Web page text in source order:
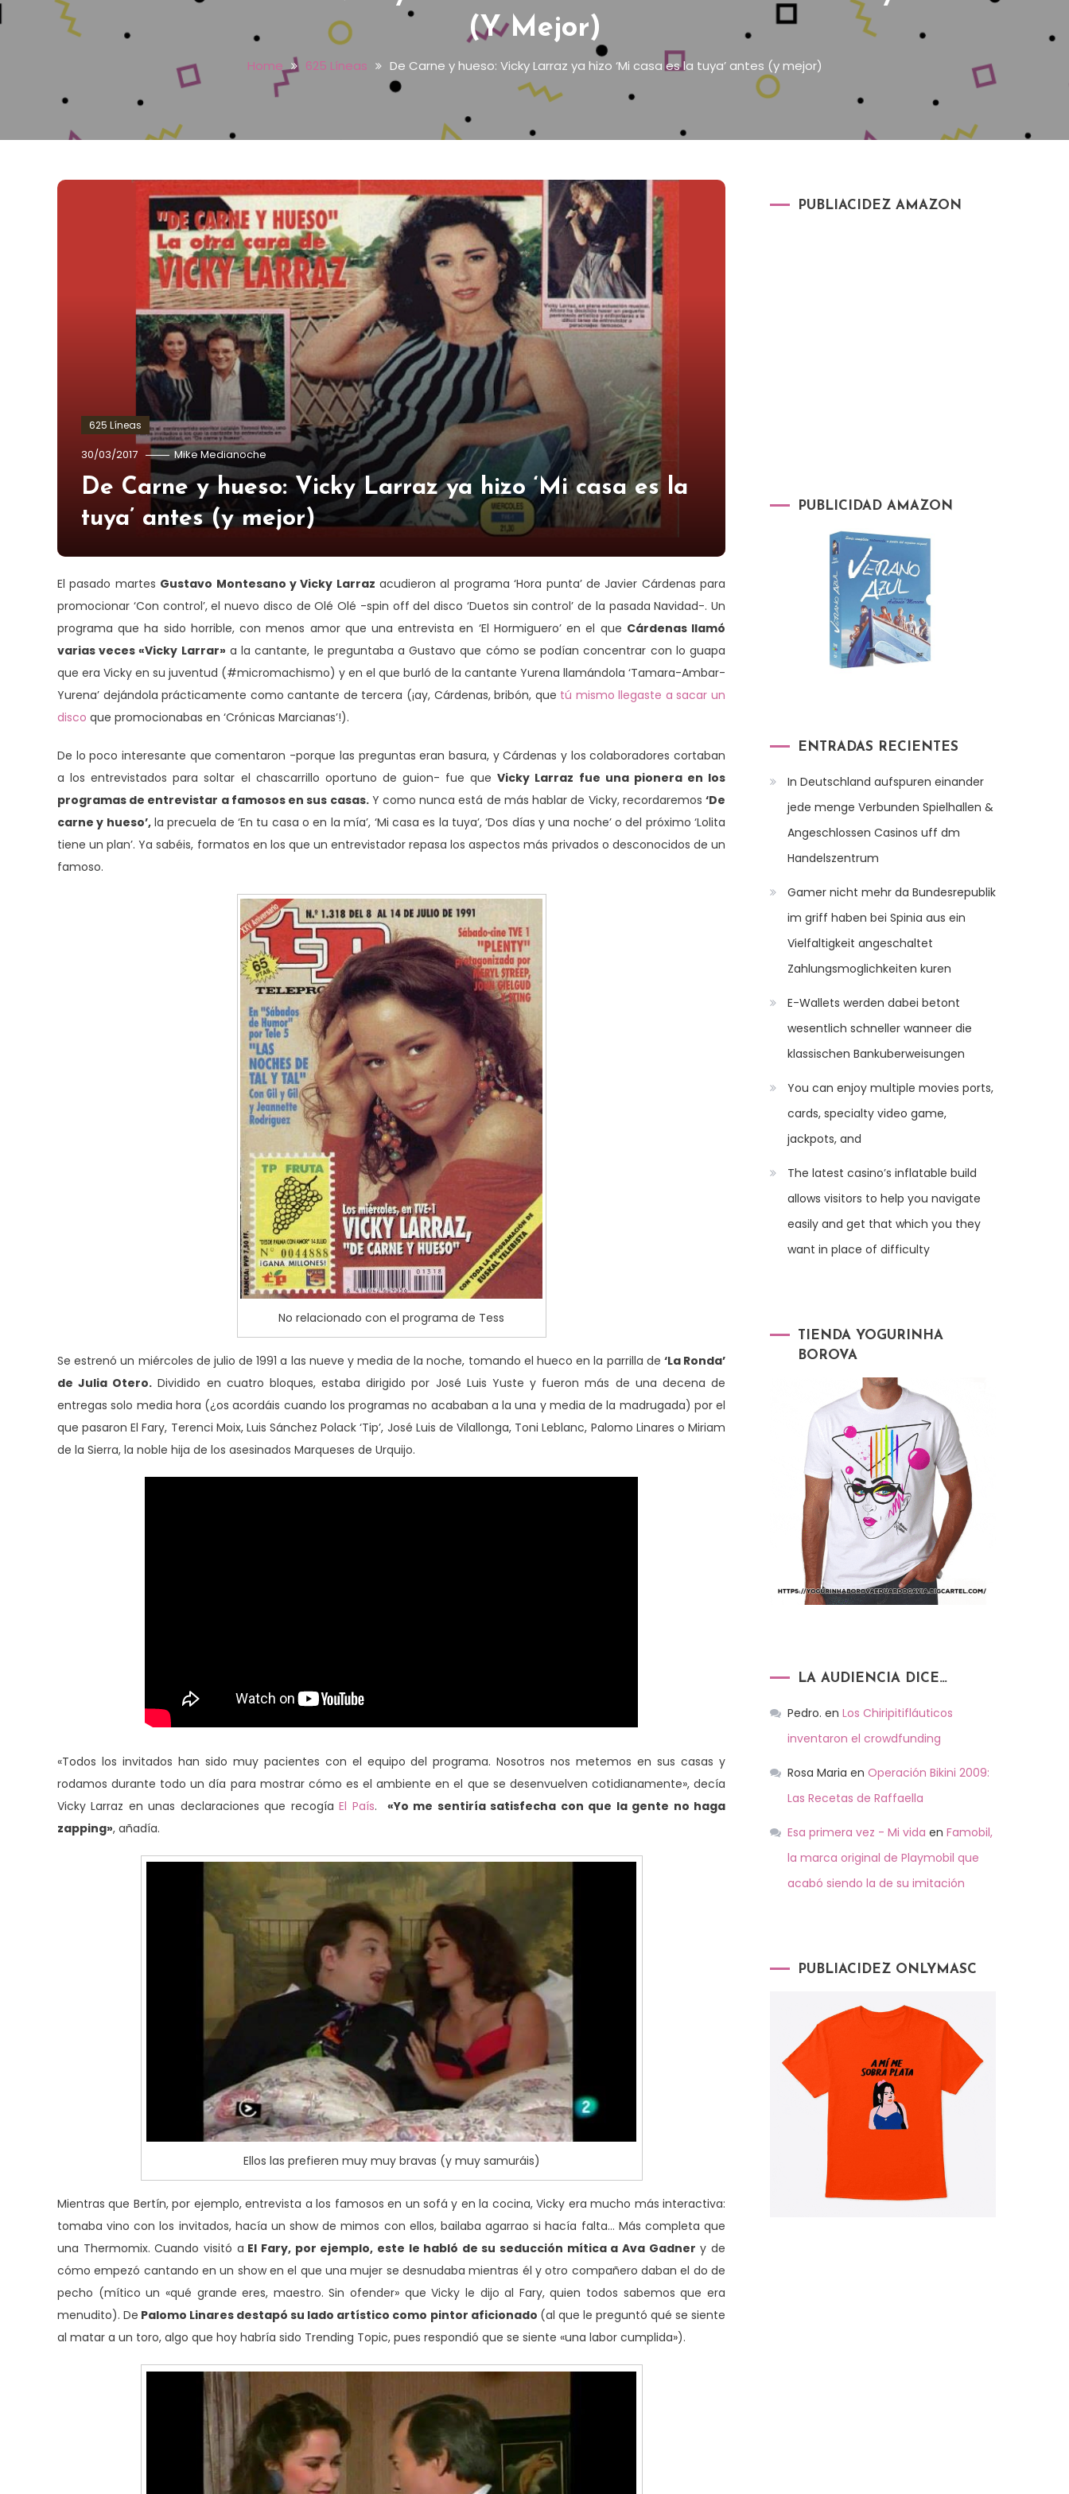
(y Mejor)
Home 625 Líneas De Carne y hueso: Vicky Larraz ya hizo ‘Mi casa es la tuya’ antes (y mejor)
625 Líneas
30/03/2017 Mike Medianoche
De Carne y hueso: Vicky Larraz ya hizo ‘Mi casa es la
tuya’ antes (y mejor)
El pasado martes Gustavo Montesano y Vicky Larraz acudieron al programa ‘Hora punta’ de Javier Cárdenas para
promocionar ‘Con control’, el nuevo disco de Olé Olé -spin off del disco ‘Duetos sin control’ de la pasada Navidad-. Un
programa que ha sido horrible, con menos amor que una entrevista en ‘El Hormiguero’ en el que Cárdenas llamó
varias veces «Vicky Larrar» a la cantante, le preguntaba a Gustavo que cómo se podían concentrar con lo guapa
que era Vicky en su juventud (#micromachismo) y en el que burló de la cantante Yurena llamándola ‘Tamara-Ambar-
Yurena’ dejándola prácticamente como cantante de tercera (¡ay, Cárdenas, bribón, que tú mismo llegaste a sacar un
disco que promocionabas en ‘Crónicas Marcianas’!).
De lo poco interesante que comentaron -porque las preguntas eran basura, y Cárdenas y los colaboradores cortaban
a los entrevistados para soltar el chascarrillo oportuno de guion- fue queVicky Larraz fue una pionera en los
programas de entrevistar a famosos en sus casas.Y como nunca está de más hablar de Vicky, recordaremos‘De
carne y hueso’,la precuela de ‘En tu casa o en la mía’, ‘Mi casa es la tuya’, ‘Dos días y una noche’ o del próximo ‘Lolita
tiene un plan’. Ya sabéis, formatos en los que un entrevistador repasa los aspectos más privados o desconocidos de un
famoso.
No relacionado con el programa de Tess
Se estrenó un miércoles de julio de 1991 a las nueve y media de la noche, tomando el hueco en la parrilla de ‘La Ronda’
de Julia Otero. Dividido en cuatro bloques, estaba dirigido por José Luis Yuste y fueron más de una decena de
entregas solo media hora (¿os acordáis cuando los programas no acababan a la una y media de la madrugada) por el
que pasaron El Fary, Terenci Moix, Luis Sánchez Polack ‘Tip’, José Luis de Vilallonga, Toni Leblanc, Palomo Linares o Miriam
de la Sierra, la noble hija de los asesinados Marqueses de Urquijo.
«Todos los invitados han sido muy pacientes con el equipo del programa. Nosotros nos metemos en sus casas y
rodamos durante todo un día para mostrar cómo es el ambiente en el que se desenvuelven cotidianamente», decía
Vicky Larraz en unas declaraciones que recogíaEl País. «Yo me sentiría satisfecha con que la gente no haga
zapping», añadía.
Ellos las prefieren muy muy bravas (y muy samuráis)
Mientras que Bertín, por ejemplo, entrevista a los famosos en un sofá y en la cocina, Vicky era mucho más interactiva:
tomaba vino con los invitados, hacía un show de mimos con ellos, bailaba agarrao si hacía falta… Más completa que
una Thermomix. Cuando visitó a El Fary, por ejemplo, este le habló de su seducción mítica a Ava Gadner y de
cómo empezó cantando en un show en el que una mujer se desnudaba mientras él y otro compañero daban el do de
pecho (mítico un «qué grande eres, maestro. Sin ofender» que Vicky le dijo al Fary, quien todos sabemos que era
menudito). De Palomo Linares destapó su lado artístico como pintor aficionado (al que le preguntó qué se siente
al matar a un toro, algo que hoy habría sido Trending Topic, pues respondió que se siente «una labor cumplida»).
PUBLIACIDEZ AMAZON
PUBLICIDAD AMAZON
ENTRADAS RECIENTES
In Deutschland aufspuren einander
jede menge Verbunden Spielhallen &
Angeschlossen Casinos uff dm
Handelszentrum
Gamer nicht mehr da Bundesrepublik
im griff haben bei Spinia aus ein
Vielfaltigkeit angeschaltet
Zahlungsmoglichkeiten kuren
E-Wallets werden dabei betont
wesentlich schneller wanneer die
klassischen Bankuberweisungen
You can enjoy multiple movies ports,
cards, specialty video game,
jackpots, and
The latest casino’s inflatable build
allows visitors to help you navigate
easily and get that which you they
want in place of difficulty
TIENDA YOGURINHA
BOROVA
LA AUDIENCIA DICE…
Pedro. en Los Chiripitifláuticos
inventaron el crowdfunding
Rosa Maria en Operación Bikini 2009:
Las Recetas de Raffaella
Esa primera vez - Mi vida en Famobil,
la marca original de Playmobil que
acabó siendo la de su imitación
PUBLIACIDEZ ONLYMASC